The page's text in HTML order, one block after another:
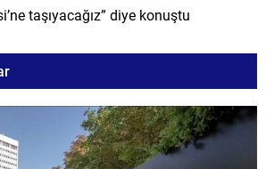
taşıyacağız” diye konuştu